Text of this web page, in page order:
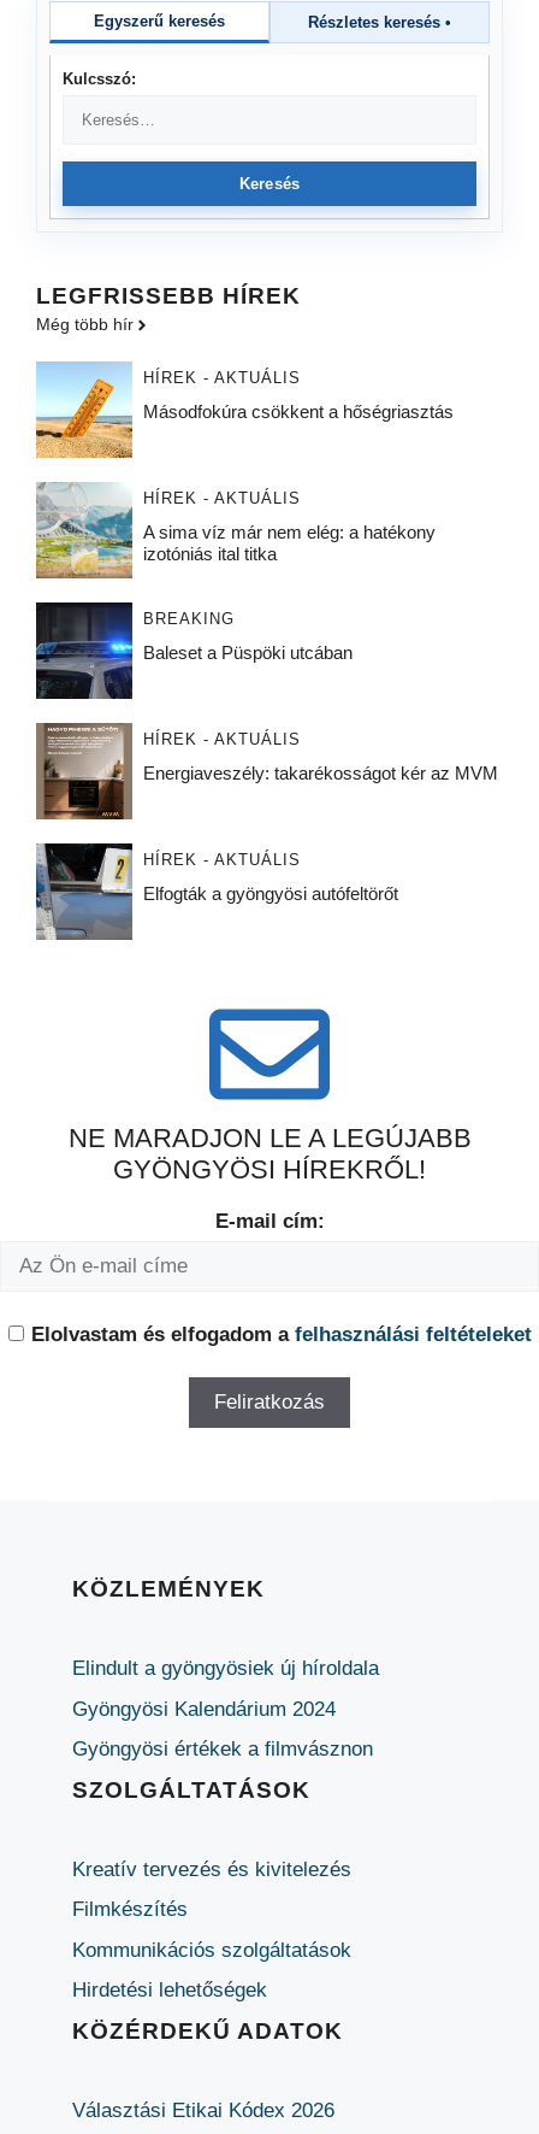
Egyszerű keresés Részletes keresés •
Kulcsszó:
Keresés
LEGFRISSEBB HÍREK
Még több hír
HÍREK - AKTUÁLIS
Másodfokúra csökkent a hőségriasztás
HÍREK - AKTUÁLIS
A sima víz már nem elég: a hatékony
izotóniás ital titka
BREAKING
Baleset a Püspöki utcában
HÍREK - AKTUÁLIS
Energiaveszély: takarékosságot kér az MVM
HÍREK - AKTUÁLIS
Elfogták a gyöngyösi autófeltörőt
NE MARADJON LE A LEGÚJABB
GYÖNGYÖSI HÍREKRŐL!
E-mail cím:
Elolvastam és elfogadom a felhasználási feltételeket
KÖZLEMÉNYEK
Elindult a gyöngyösiek új híroldala
Gyöngyösi Kalendárium 2024
Gyöngyösi értékek a filmvásznon
SZOLGÁLTATÁSOK
Kreatív tervezés és kivitelezés
Filmkészítés
Kommunikációs szolgáltatások
Hirdetési lehetőségek
KÖZÉRDEKŰ ADATOK
Választási Etikai Kódex 2026